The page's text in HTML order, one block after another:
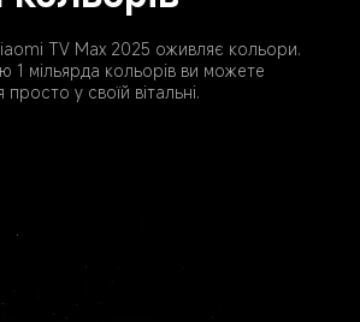
Xiaomi TV Max 2025 оживляє кольори.
мільярда кольорів ви можете
у своїй вітальні.